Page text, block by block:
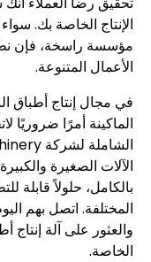
الإنتاج الخاصة بك.
مؤسسة راسخة، فإن
الأعمال المتنوعة.
في مجال إنتاج أطباق
الماكينة أمرًا ضروريًا
الآلات الصغيرة
بالكامل، حلولاً قابلة
المختلفة. اتصل بهم
والعثور على آلة إنتاج
الخاصة.